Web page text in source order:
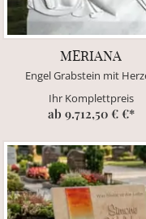
MERIANA
Engel Grabstein mit
Ihr Komplettpreis
ab 9.712,50 € €*